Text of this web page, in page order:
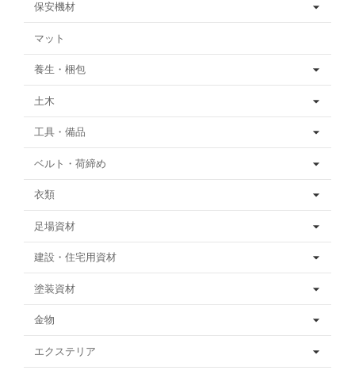
保安機材
マット
養生・梱包
土木
工具・備品
ベルト・荷締め
衣類
足場資材
建設・住宅用資材
塗装資材
金物
エクステリア